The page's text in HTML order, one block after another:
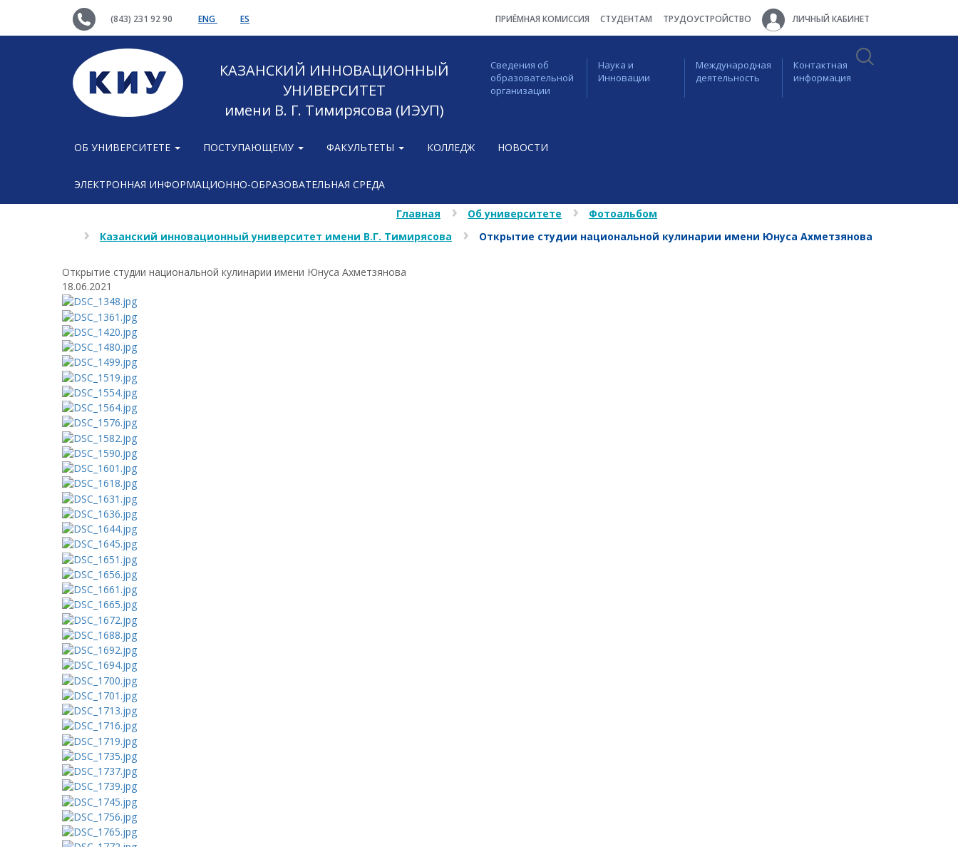
(843) 231 92 90 ENG ES ПРИЁМНАЯ КОМИССИЯ СТУДЕНТАМ ТРУДОУСТРОЙСТВО ЛИЧНЫЙ КАБИНЕТ
КАЗАНСКИЙ ИННОВАЦИОННЫЙ
УНИВЕРСИТЕТ
имени В. Г. Тимирясова (ИЭУП)
Сведения об
образовательной
организации
Наука и
Инновации
Международная
деятельность
Контактная
информация
ОБ УНИВЕРСИТЕТЕ ПОСТУПАЮЩЕМУ ФАКУЛЬТЕТЫ КОЛЛЕДЖ НОВОСТИ
ЭЛЕКТРОННАЯ ИНФОРМАЦИОННО-ОБРАЗОВАТЕЛЬНАЯ СРЕДА
Главная Об университете
Фотоальбом
Казанский инновационный университет имени В.Г. Тимирясова
Открытие студии национальной кулинарии имени Юнуса Ахметзянова
Открытие студии национальной кулинарии имени Юнуса Ахметзянова
18.06.2021